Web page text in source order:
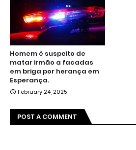
Homem é suspeito de
matar irmão a facadas
em briga por herança em
Esperança.
February 24, 2025
POST A COMMENT